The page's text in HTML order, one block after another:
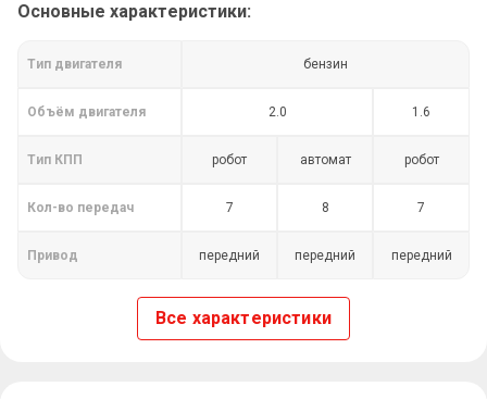
Основные характеристики:
Тип двигателя бензин
Объём двигателя 2.0 1.6
Тип КПП робот автомат робот
Кол-во передач 7 8 7
Привод передний передний передний
Все характеристики